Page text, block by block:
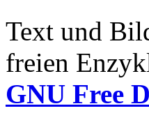
Text und
freien
GNU Free